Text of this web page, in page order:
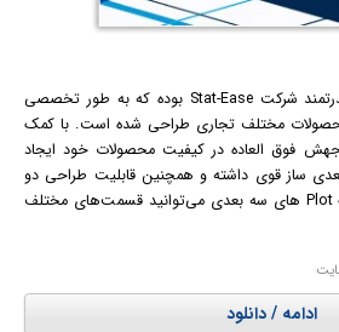
محصول قدرتمند شرکت Stat-Ease بوده که به طور تخصصی
مختلف تجاری طراحی شده است. با کمک
جهش فوق العاده در کیفیت محصولات خود ایجاد
بعدی ساز قوی داشته و همچنین قابلیت طراحی دو
بعدی را نیز داراست، به کمک Plot های سه بعدی می‌توانید قسمت‌های مختلف
ادامه / دانلود